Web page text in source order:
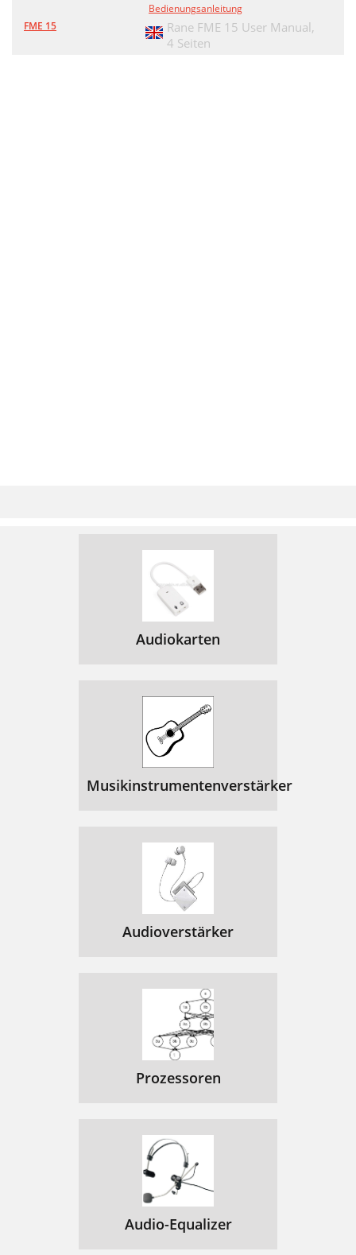
FME 15
Bedienungsanleitung
Rane FME 15 User Manual,
4 Seiten
Audiokarten
Musikinstrumentenverstärker
Audioverstärker
Prozessoren
Audio-Equalizer